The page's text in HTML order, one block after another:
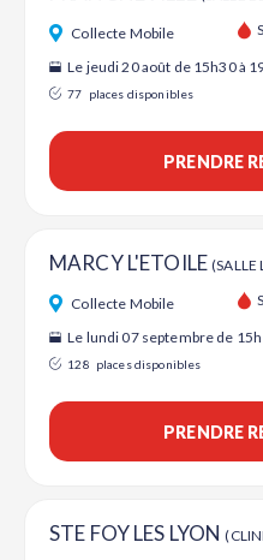
Collecte Mobile
Le jeudi 20 août de 15h30 à
77 places disponibles
PRENDRE
MARCY L'ETOILE(SALLE
Collecte Mobile
Le lundi 07 septembre de 15h
128 places disponibles
PRENDRE
STE FOY LES LYON